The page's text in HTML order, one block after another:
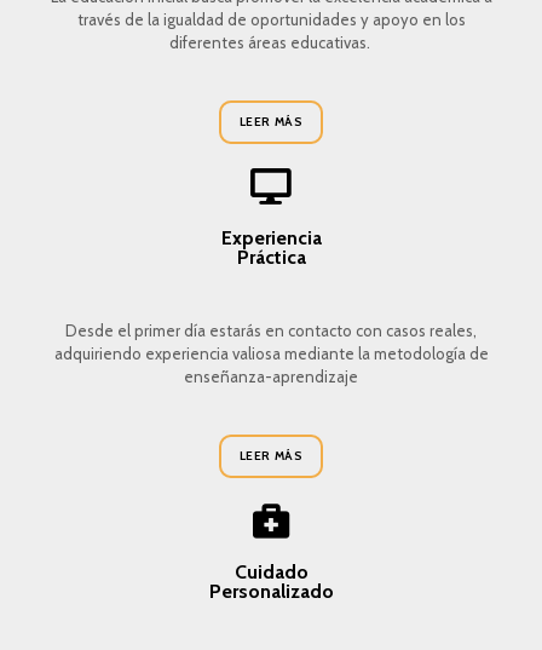
través de la igualdad de oportunidades y apoyo en los
diferentes áreas educativas.
LEER MÁS
Experiencia
Práctica
Desde el primer día estarás en contacto con casos reales,
adquiriendo experiencia valiosa mediante la metodología de
enseñanza-aprendizaje
LEER MÁS
Cuidado
Personalizado